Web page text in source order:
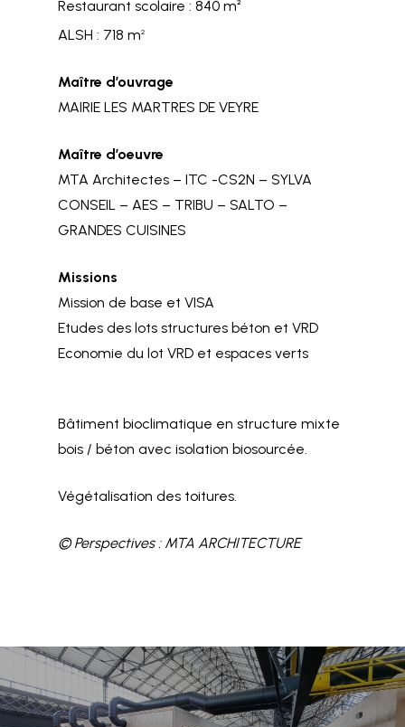
Restaurant scolaire : 840 m²
ALSH : 718 m2
Maître d’ouvrage
MAIRIE LES MARTRES DE VEYRE
Maître d’oeuvre
MTA Architectes – ITC -CS2N – SYLVA
CONSEIL – AES – TRIBU – SALTO –
GRANDES CUISINES
Missions
Mission de base et VISA
Etudes des lots structures béton et VRD
Economie du lot VRD et espaces verts
Bâtiment bioclimatique en structure mixte
bois / béton avec isolation biosourcée.
Végétalisation des toitures.
© Perspectives : MTA ARCHITECTURE